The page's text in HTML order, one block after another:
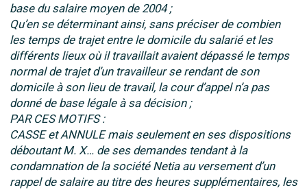
base du salaire moyen de 2004 ;
Qu’en se déterminant ainsi, sans préciser de combien
les temps de trajet entre le domicile du salarié et les
différents lieux où il travaillait avaient dépassé le temps
normal de trajet d’un travailleur se rendant de son
domicile à son lieu de travail, la cour d’appel n’a pas
donné de base légale à sa décision ;
PAR CES MOTIFS :
CASSE et ANNULE mais seulement en ses dispositions
déboutant M. X… de ses demandes tendant à la
condamnation de la société Netia au versement d’un
rappel de salaire au titre des heures supplémentaires, les